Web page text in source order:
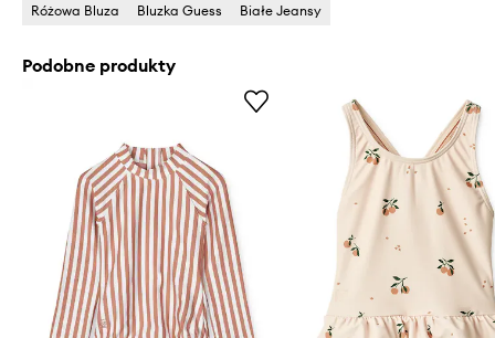
Różowa Bluza
Bluzka Guess Białe Jeansy
Podobne produkty